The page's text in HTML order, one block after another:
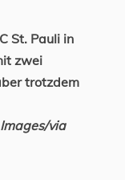
St. Pauli in
zwei
trotzdem
via